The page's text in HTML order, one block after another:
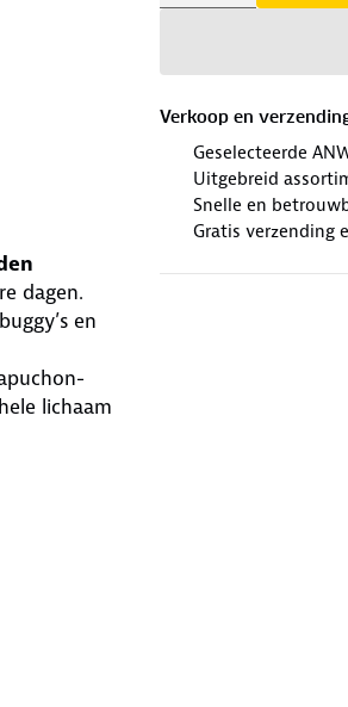
Verkoop en
Geselecteerde
Uitgebreid
Snelle en
Gratis verzending
dagen.
en
lichaam
openen,
en
of